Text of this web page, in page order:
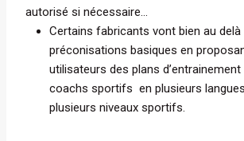
autorisé si nécessaire…
Certains fabricants vont bien au delà
préconisations basiques en
utilisateurs des plans
coachs sportifs en plusieurs
plusieurs niveaux sportifs.